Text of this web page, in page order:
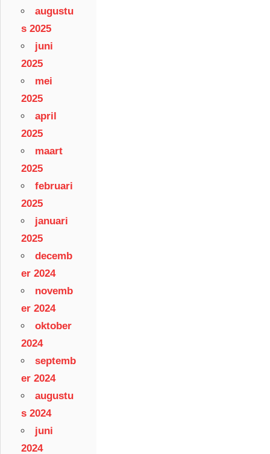
augustu
s 2025
juni
2025
mei
2025
april
2025
maart
2025
februari
2025
januari
2025
decemb
er 2024
novemb
er 2024
oktober
2024
septemb
er 2024
augustu
s 2024
juni
2024